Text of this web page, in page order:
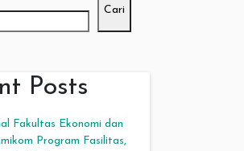
Cari
Posts
Fakultas Ekonomi dan
Program Fasilitas,